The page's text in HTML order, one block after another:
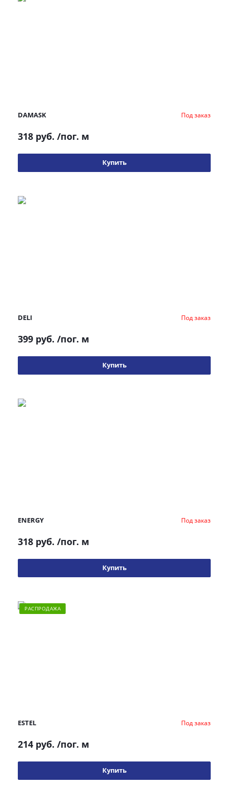
DAMASK Под заказ
318 руб. /пог. м
Купить
DELI Под заказ
399 руб. /пог. м
Купить
ENERGY Под заказ
318 руб. /пог. м
Купить
РАСПРОДАЖА
ESTEL Под заказ
214 руб. /пог. м
Купить